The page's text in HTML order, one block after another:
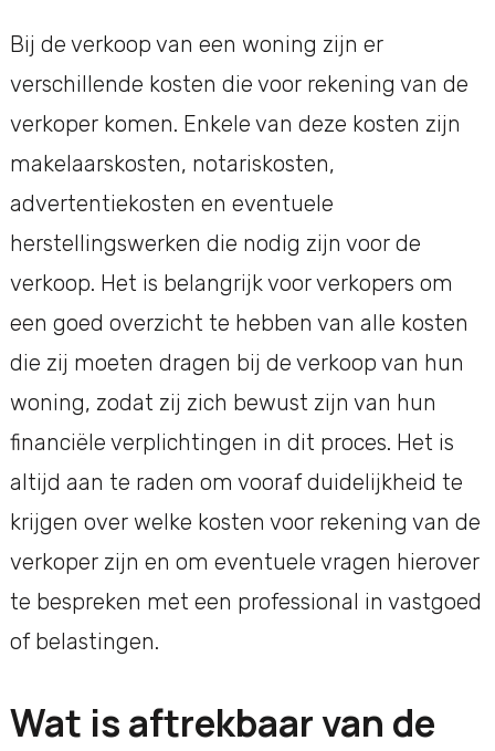
Bij de verkoop van een woning zijn er
verschillende kosten die voor rekening van de
verkoper komen. Enkele van deze kosten zijn
makelaarskosten, notariskosten,
advertentiekosten en eventuele
herstellingswerken die nodig zijn voor de
verkoop. Het is belangrijk voor verkopers om
een goed overzicht te hebben van alle kosten
die zij moeten dragen bij de verkoop van hun
woning, zodat zij zich bewust zijn van hun
financiële verplichtingen in dit proces. Het is
altijd aan te raden om vooraf duidelijkheid te
krijgen over welke kosten voor rekening van de
verkoper zijn en om eventuele vragen hierover
te bespreken met een professional in vastgoed
of belastingen.
Wat is aftrekbaar van de